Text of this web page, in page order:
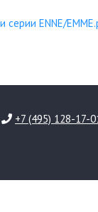
серии ENNE/
+7 (495) 128-17-